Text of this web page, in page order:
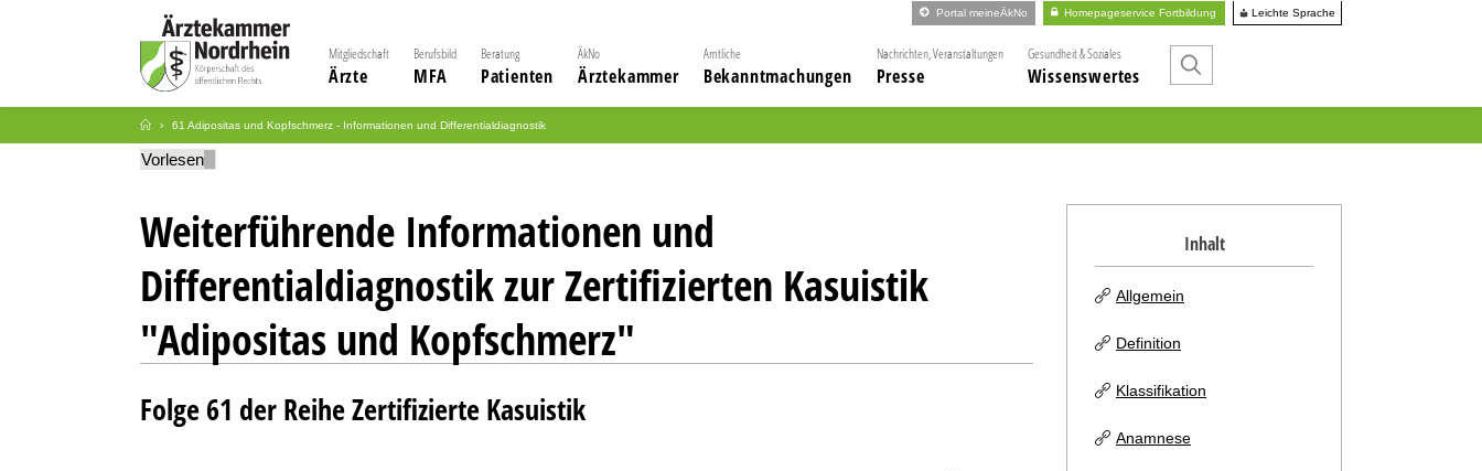
Portal meineÄkNo Homepageservice Fortbildung Leichte Sprache
Mitgliedschaft
Ärzte
Berufsbild
MFA
Beratung
Patienten
ÄkNo
Ärztekammer
Amtliche
Bekanntmachungen
Nachrichten, Veranstaltungen
Presse
Gesundheit & Soziales
Wissenswertes
61 Adipositas und Kopfschmerz - Informationen und Differentialdiagnostik
Vorlesen
Weiterführende Informationen und
Differentialdiagnostik zur Zertifizierten Kasuistik
"Adipositas und Kopfschmerz"
Folge 61 der Reihe Zertifizierte Kasuistik
Inhalt
Allgemein
Definition
Klassifikation
Anamnese